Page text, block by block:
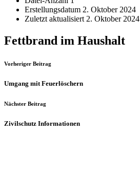
Erstellungsdatum 2. Oktober 2024
Zuletzt aktualisiert2. Oktober 2024
Fettbrand im Haushalt
Vorheriger Beitrag
Umgang mit Feuerlöschern
Nächster Beitrag
Zivilschutz Informationen